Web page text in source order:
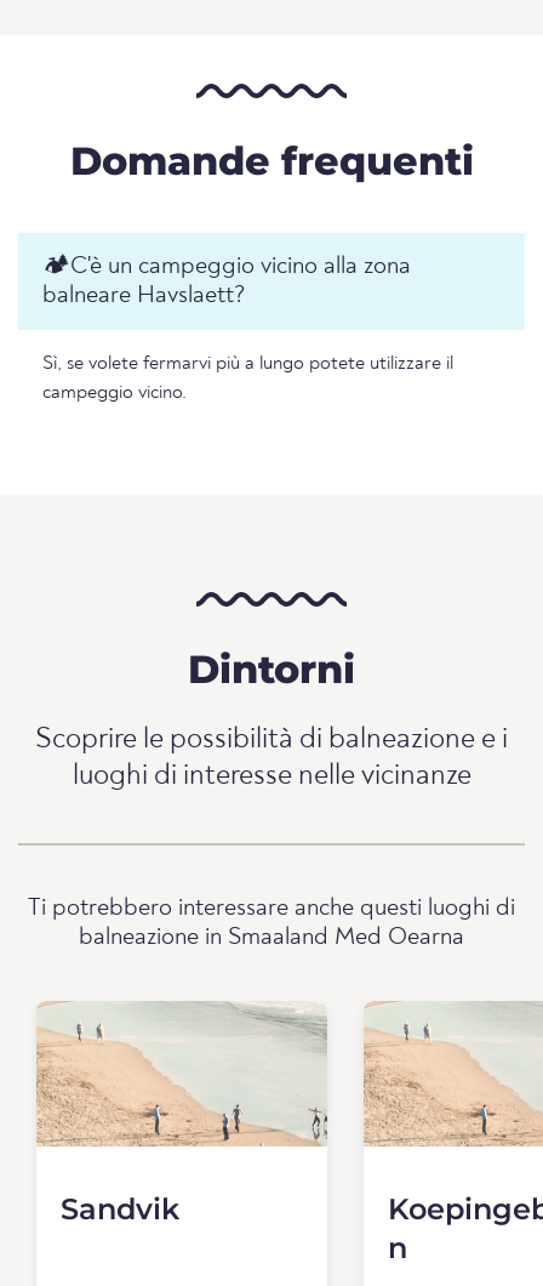
Domande frequenti
🏕️️C'è un campeggio vicino alla zona
balneare Havslaett?
Sì, se volete fermarvi più a lungo potete utilizzare il
campeggio vicino.
Dintorni
Scoprire le possibilità di balneazione e i
luoghi di interesse nelle vicinanze
Ti potrebbero interessare anche questi luoghi di
balneazione in Smaaland Med Oearna
Sandvik
n